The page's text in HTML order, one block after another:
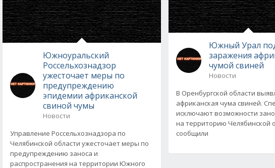
Южноуральский
Россельхознадзор
ужесточает меры по
предупреждению
эпидемии африканской
свиной чумы
Новости
Управление Россельхознадзора по
Челябинской области ужесточает меры по
предупреждению заноса и
распространения на территории Южного
Южный Урал
заражения
чумой свиней
Новости
В Оренбургской области
африканская чума свиней.
исключают возможности
на территорию Челябинской
сообщили